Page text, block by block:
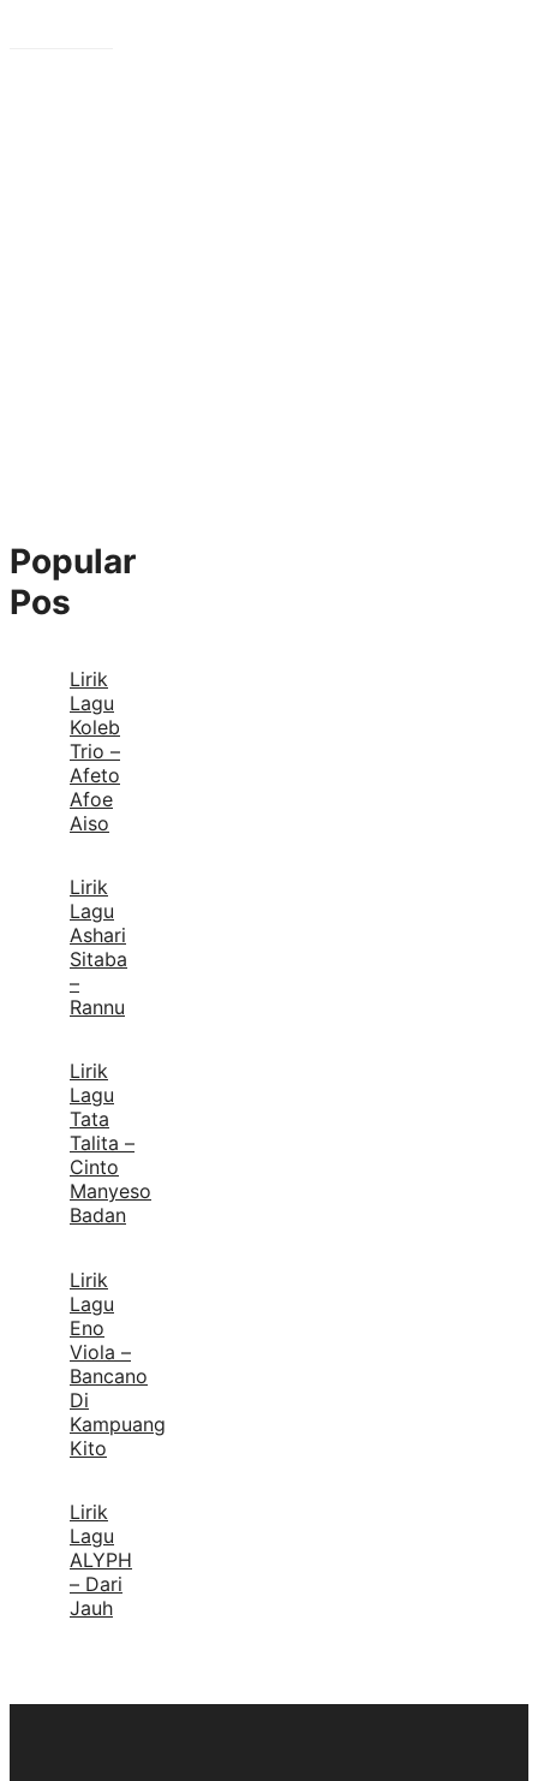
Popular
Pos
Lirik
Lagu
Koleb
Trio –
Afeto
Afoe
Aiso
Lirik
Lagu
Ashari
Sitaba
–
Rannu
Lirik
Lagu
Tata
Talita –
Cinto
Manyeso
Badan
Lirik
Lagu
Eno
Viola –
Bancano
Di
Kampuang
Kito
Lirik
Lagu
ALYPH
– Dari
Jauh